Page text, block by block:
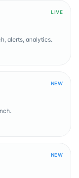
LIVE
alerts, analytics.
NEW
NEW